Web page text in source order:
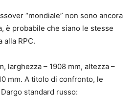
“mondiale” non sono ancora
è probabile che siano le stesse
alla RPC.
larghezza – 1908 mm, altezza –
mm. A titolo di confronto, le
standard russo: